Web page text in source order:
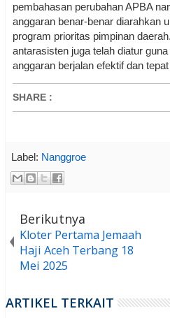
pembahasan perubahan APBA
anggaran benar-benar diarahkan
program prioritas pimpinan
antarasisten juga telah diatur
anggaran berjalan efektif dan
SHARE :
Label: Nanggroe
Berikutnya
Kloter Pertama Jemaah
Haji Aceh Terbang 18
Mei 2025
ARTIKEL TERKAIT